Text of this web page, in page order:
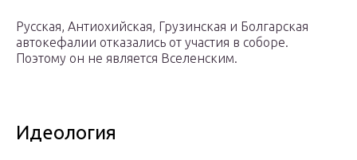
Русская, Антиохийская, Грузинская и Болгарская
автокефалии отказались от участия в соборе.
Поэтому он не является Вселенским.
Идеология